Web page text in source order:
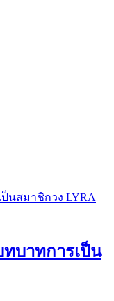
บาทการเป็น